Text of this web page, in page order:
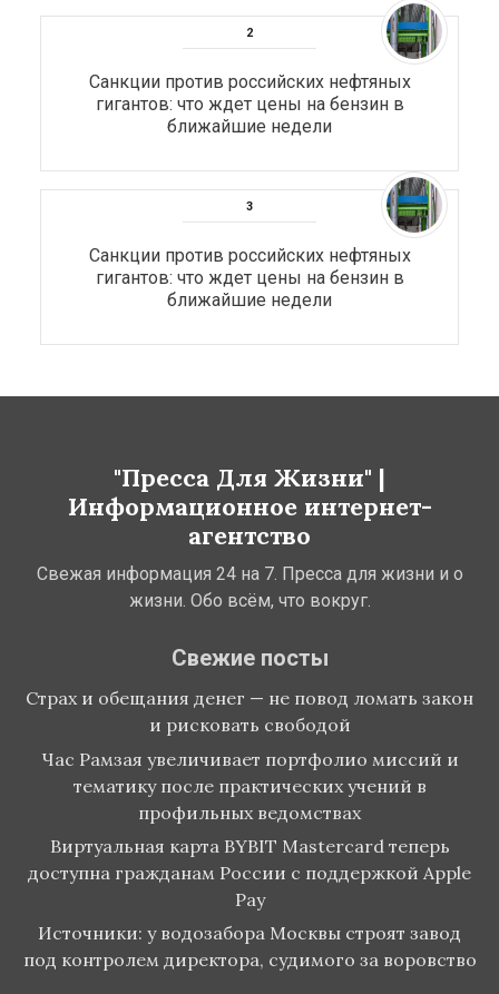
Санкции против российских нефтяных
гигантов: что ждет цены на бензин в
ближайшие недели
Санкции против российских нефтяных
гигантов: что ждет цены на бензин в
ближайшие недели
"Пресса Для Жизни" |
Информационное интернет-
агентство
Свежая информация 24 на 7. Пресса для жизни и о
жизни. Обо всём, что вокруг.
Свежие посты
Страх и обещания денег — не повод ломать закон
и рисковать свободой
Час Рамзая увеличивает портфолио миссий и
тематику после практических учений в
профильных ведомствах
Виртуальная карта BYBIT Mastercard теперь
доступна гражданам России с поддержкой Apple
Pay
Источники: у водозабора Москвы строят завод
под контролем директора, судимого за воровство